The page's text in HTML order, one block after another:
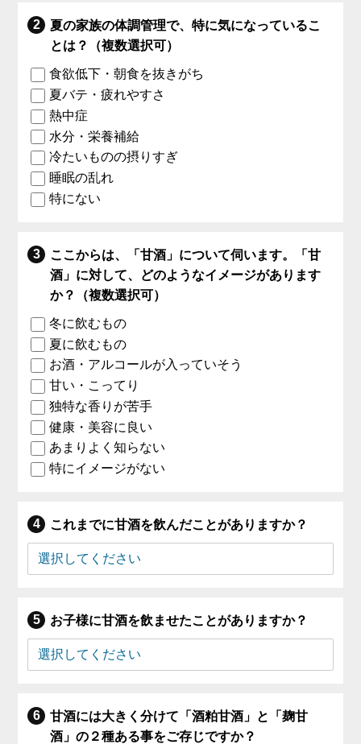
夏の家族の体調管理で、特に気になっているこ
とは？（複数選択可）
食欲低下・朝食を抜きがち
夏バテ・疲れやすさ
熱中症
水分・栄養補給
冷たいものの摂りすぎ
睡眠の乱れ
特にない
ここからは、「甘酒」について伺います。「甘
酒」に対して、どのようなイメージがあります
か？（複数選択可）
冬に飲むもの
夏に飲むもの
お酒・アルコールが入っていそう
甘い・こってり
独特な香りが苦手
健康・美容に良い
あまりよく知らない
特にイメージがない
これまでに甘酒を飲んだことがありますか？
お子様に甘酒を飲ませたことがありますか？
甘酒には大きく分けて「酒粕甘酒」と「麹甘
酒」の２種ある事をご存じですか？